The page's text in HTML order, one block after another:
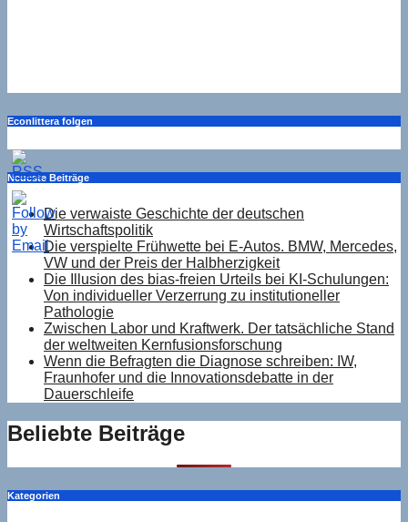
Econlittera folgen
Neueste Beiträge
Die verwaiste Geschichte der deutschen
Wirtschaftspolitik
Die verspielte Frühwette bei E-Autos. BMW, Mercedes,
VW und der Preis der Halbherzigkeit
Die Illusion des bias-freien Urteils bei KI-Schulungen:
Von individueller Verzerrung zu institutioneller
Pathologie
Zwischen Labor und Kraftwerk. Der tatsächliche Stand
der weltweiten Kernfusionsforschung
Wenn die Befragten die Diagnose schreiben: IW,
Fraunhofer und die Innovationsdebatte in der
Dauerschleife
Beliebte Beiträge
Kategorien